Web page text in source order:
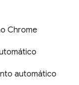
Chrome
automático